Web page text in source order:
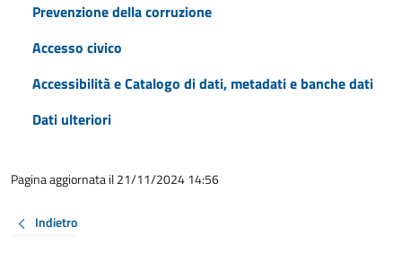
Prevenzione della corruzione
Accesso civico
Accessibilità e Catalogo di dati, metadati e banche dati
Dati ulteriori
Pagina aggiornata il 21/11/2024 14:56
Indietro